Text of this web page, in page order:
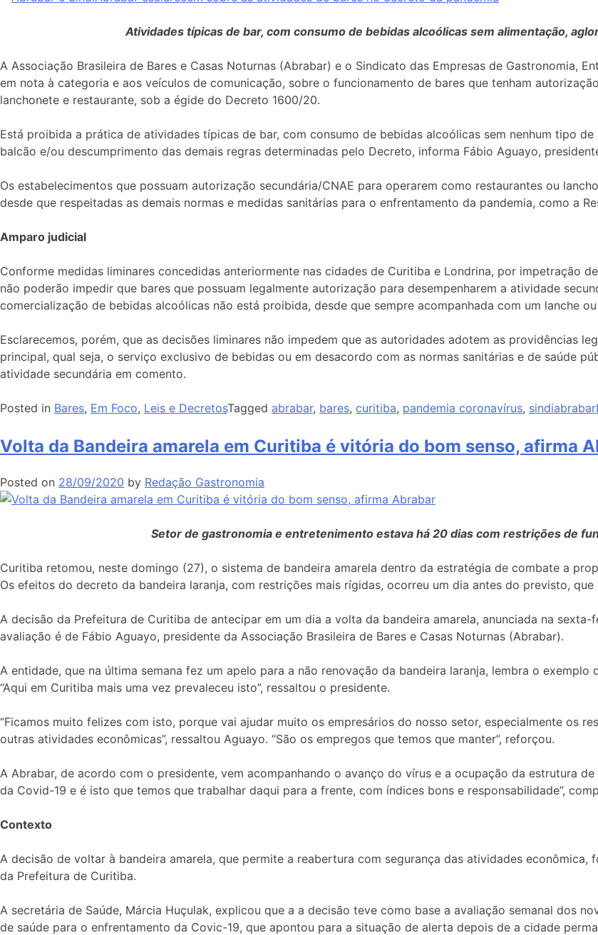
Atividades típicas de bar, com consumo de bebidas alcoólicas sem alimentação,
A Associação Brasileira de Bares e Casas Noturnas (Abrabar) e o Sindicato das Empresas de Gastronomia,
em nota à categoria e aos veículos de comunicação, sobre o funcionamento de bares que tenham
lanchonete e restaurante, sob a égide do Decreto 1600/20.
Está proibida a prática de atividades típicas de bar, com consumo de bebidas alcoólicas sem nenhum tipo
balcão e/ou descumprimento das demais regras determinadas pelo Decreto, informa Fábio Aguayo,
Os estabelecimentos que possuam autorização secundária/CNAE para operarem como restaurantes ou
desde que respeitadas as demais normas e medidas sanitárias para o enfrentamento da pandemia, como a
Amparo judicial
Conforme medidas liminares concedidas anteriormente nas cidades de Curitiba e Londrina, por impetração
não poderão impedir que bares que possuam legalmente autorização para desempenharem a atividade
comercialização de bebidas alcoólicas não está proibida, desde que sempre acompanhada com um lanche
Esclarecemos, porém, que as decisões liminares não impedem que as autoridades adotem as providências
principal, qual seja, o serviço exclusivo de bebidas ou em desacordo com as normas sanitárias e de saúde
atividade secundária em comento.
Posted in Bares, Em Foco, Leis e DecretosTagged abrabar, bares, curitiba, pandemia coronavírus, sindiabrabar
Volta da Bandeira amarela em Curitiba é vitória do bom senso, afirma
Posted on 28/09/2020 by Redação Gastronomia
Setor de gastronomia e entretenimento estava há 20 dias com restrições de
Curitiba retomou, neste domingo (27), o sistema de bandeira amarela dentro da estratégia de combate a
Os efeitos do decreto da bandeira laranja, com restrições mais rígidas, ocorreu um dia antes do previsto,
A decisão da Prefeitura de Curitiba de antecipar em um dia a volta da bandeira amarela, anunciada na
avaliação é de Fábio Aguayo, presidente da Associação Brasileira de Bares e Casas Noturnas (Abrabar).
A entidade, que na última semana fez um apelo para a não renovação da bandeira laranja, lembra o
“Aqui em Curitiba mais uma vez prevaleceu isto”, ressaltou o presidente.
“Ficamos muito felizes com isto, porque vai ajudar muito os empresários do nosso setor, especialmente os
outras atividades econômicas”, ressaltou Aguayo. “São os empregos que temos que manter”, reforçou.
A Abrabar, de acordo com o presidente, vem acompanhando o avanço do vírus e a ocupação da estrutura
da Covid-19 e é isto que temos que trabalhar daqui para a frente, com índices bons e responsabilidade”,
Contexto
A decisão de voltar à bandeira amarela, que permite a reabertura com segurança das atividades
da Prefeitura de Curitiba.
A secretária de Saúde, Márcia Huçulak, explicou que a a decisão teve como base a avaliação semanal dos
de saúde para o enfrentamento da Covic-19, que apontou para a situação de alerta depois de a cidade